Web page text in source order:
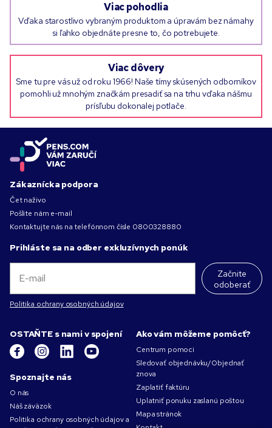
Viac pohodlia
Vďaka starostlivo vybraným produktom a úpravám bez námahy
si ľahko objednáte presne to, čo potrebujete.
Viac dôvery
Sme tu pre vás už od roku 1966! Naše tímy skúsených odborníkov
pomohli už mnohým značkám presadiť sa na trhu vďaka nášmu
prísľubu dokonalej potlače.
Zákaznícka podpora
Čet naživo
Pošlite nám e-mail
Kontaktujte nás na telefónnom čísle 0800328880
Prihláste sa na odber exkluzívnych ponúk
Začnite
odoberať
Politika ochrany osobných údajov
OSTAŇTE s nami v spojení
Spoznajte nás
O nás
Náš záväzok
Politika ochrany osobných údajov a
Ako vám môžeme pomôcť?
Centrum pomoci
Sledovať objednávku/Objednať
znova
Zaplatiť faktúru
Uplatniť ponuku zaslanú poštou
Mapa stránok